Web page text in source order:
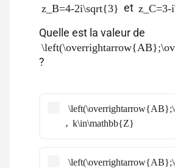
z_B=4-2i\sqrt{3} et
Quelle est la valeur de
?
, k\in\mathbb{Z}